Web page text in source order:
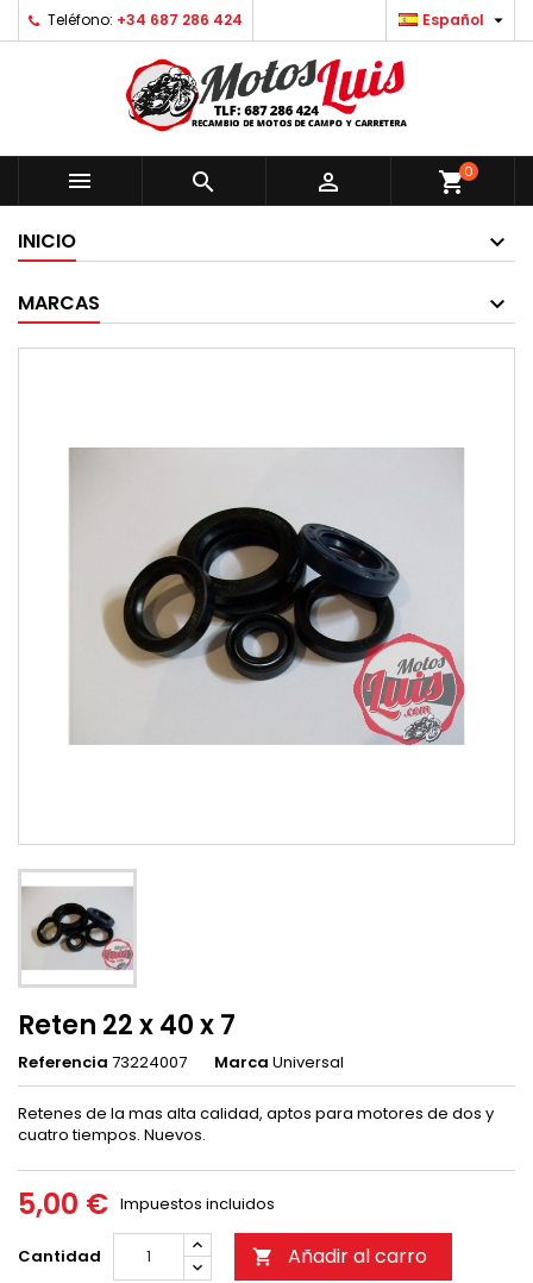
Teléfono: +34 687 286 424 Español 
   shopping_cart0
INICIO
MARCAS
Reten 22 x 40 x 7
Referencia 73224007 Marca Universal
Retenes de la mas alta calidad, aptos para motores de dos y
cuatro tiempos. Nuevos.
5,00 € Impuestos incluidos
Cantidad  Añadir al carro